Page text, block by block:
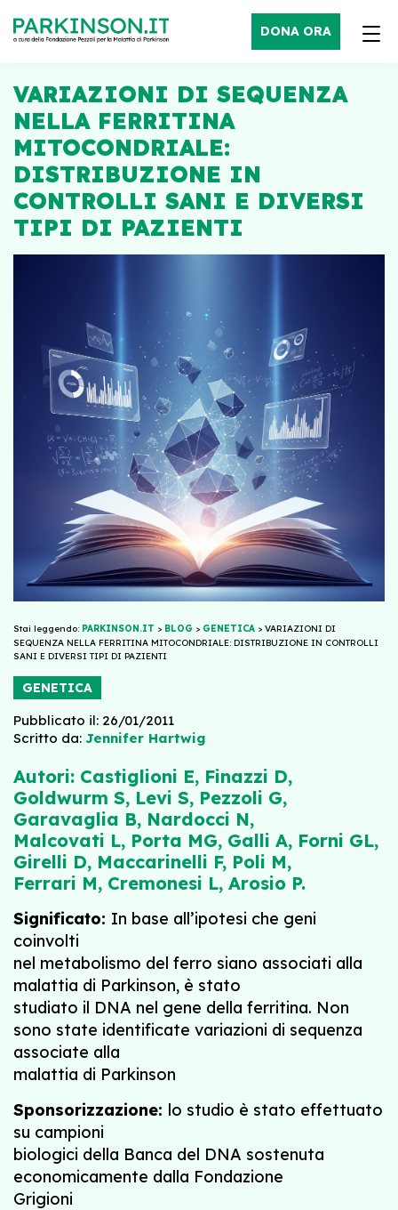
DONA ORA
VARIAZIONI DI SEQUENZA
NELLA FERRITINA
MITOCONDRIALE:
DISTRIBUZIONE IN
CONTROLLI SANI E DIVERSI
TIPI DI PAZIENTI
Stai leggendo: PARKINSON.IT > BLOG > GENETICA > VARIAZIONI DI
SEQUENZA NELLA FERRITINA MITOCONDRIALE: DISTRIBUZIONE IN CONTROLLI
SANI E DIVERSI TIPI DI PAZIENTI
GENETICA
Pubblicato il: 26/01/2011
Scritto da: Jennifer Hartwig
Autori: Castiglioni E, Finazzi D,
Goldwurm S, Levi S, Pezzoli G,
Garavaglia B, Nardocci N,
Malcovati L, Porta MG, Galli A, Forni GL,
Girelli D, Maccarinelli F, Poli M,
Ferrari M, Cremonesi L, Arosio P.
Significato: In base all’ipotesi che geni
coinvolti
nel metabolismo del ferro siano associati alla
malattia di Parkinson, è stato
studiato il DNA nel gene della ferritina. Non
sono state identificate variazioni di sequenza
associate alla
malattia di Parkinson
Sponsorizzazione: lo studio è stato effettuato
su campioni
biologici della Banca del DNA sostenuta
economicamente dalla Fondazione
Grigioni